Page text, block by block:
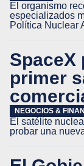
El organismo
especializados
Política Nuclear
SpaceX
primer
NEGOCIOS &
El satélite
probar una